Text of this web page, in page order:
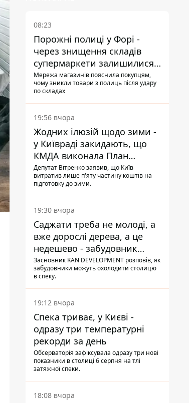
08:23
Порожні полиці у Форі -
через знищення складів
супермаркети залишилися
без асортименту
Мережа магазинів пояснила покупцям,
чому зникли товари з полиць після удару
по складах
19:56 вчора
Жодних ілюзій щодо зими -
у Київраді закидають, що
КМДА виконала План
стійкості на 20%
Депутат Вітренко заявив, що Київ
витратив лише п'яту частину коштів на
підготовку до зими.
19:30 вчора
Саджати треба не молоді, а
вже дорослі дерева, а це
недешево - забудовник
Ніконов
Засновник KAN DEVELOPMENT розповів, як
забудовники можуть охолодити столицю
в спеку.
19:12 вчора
Спека триває, у Києві -
одразу три температурні
рекорди за день
Обсерваторія зафіксувала одразу три нові
показники в столиці 6 серпня на тлі
затяжної спеки.
18:08 вчора